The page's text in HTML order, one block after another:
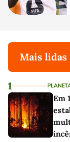
Mais lidas
1
Em